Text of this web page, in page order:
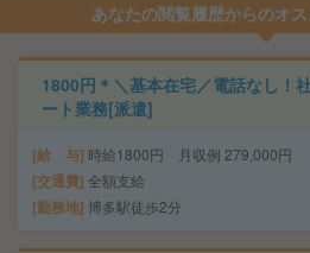
あなたの閲覧履歴からのオ
1800円＊＼基本在宅／電話なし！
ート業務[派遣]
給 与 時給1800円 月収例 279,000円
交通費 全額支給
勤務地 博多駅徒歩2分